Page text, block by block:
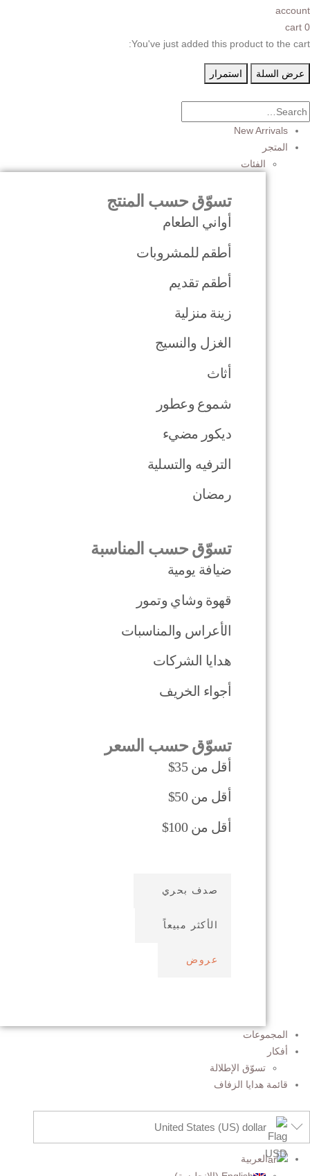
account
0
cart
You've just added this product to the cart:
عرض السلة استمرار
New Arrivals
المتجر
الفئات
تسوّق حسب المنتج
أواني الطعام
أطقم للمشروبات
أطقم تقديم
زينة منزلية
الغزل والنسيج
أثاث
شموع وعطور
ديكور مضيء
الترفيه والتسلية
رمضان
تسوّق حسب المناسبة
ضيافة يومية
قهوة وشاي وتمور
الأعراس والمناسبات
هدايا الشركات
أجواء الخريف
تسوّق حسب السعر
أقل من 35$
أقل من 50$
أقل من 100$
صدف بحري
الأكثر مبيعاً
عروض
المجموعات
أفكار
تسوّق الإطلالة
قائمة هدايا الزفاف
United States (US) dollar
العربية